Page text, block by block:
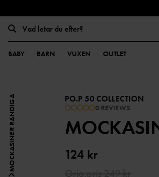
BABY BARN VUXEN OUTLET
MOCKASINER RANDIGA PO.P 50 COLLECTION
0 REVIEWS
124 kr